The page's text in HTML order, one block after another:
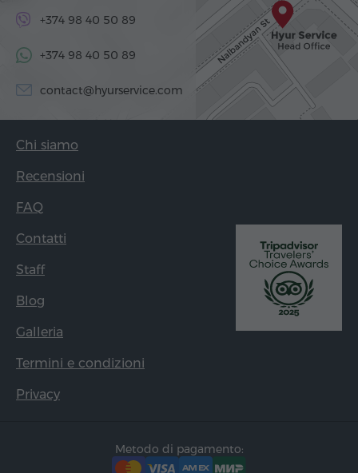
+374 98 40 50 89
+374 98 40 50 89
contact@hyurservice.com
Chi siamo
Recensioni
FAQ
Contatti
Staff
Blog
Galleria
Termini e condizioni
Privacy
Metodo di pagamento: